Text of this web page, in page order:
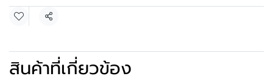
แชร์
สินค้าที่เกี่ยวข้อง